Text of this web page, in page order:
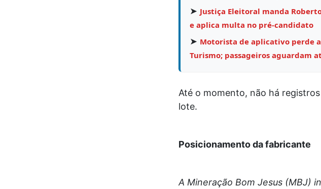
➤ Justiça Eleitoral manda
e aplica multa no pré-candidato
➤ Motorista de aplicativo perde
Turismo; passageiros aguardam
Até o momento, não há
lote.
Posicionamento da fabricante
A Mineração Bom Jesus (MBJ)